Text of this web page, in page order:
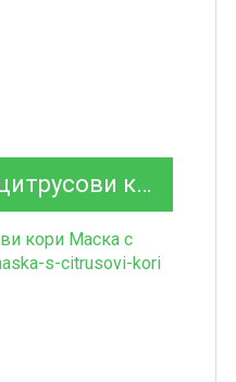
кори
кори Маска с
s-citrusovi-kori